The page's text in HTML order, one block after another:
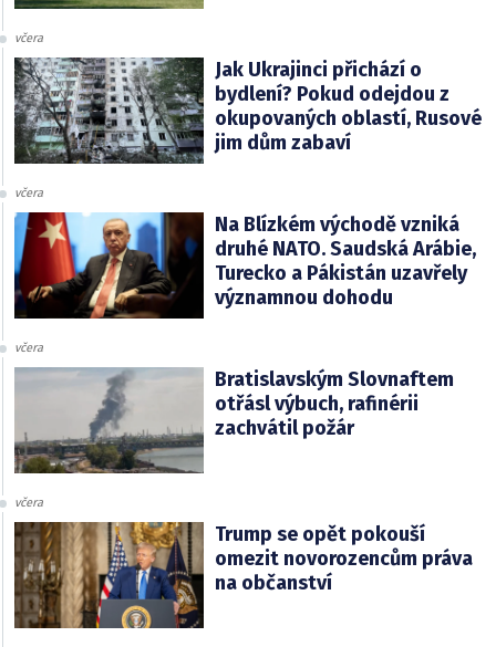
včera
Jak Ukrajinci přichází o
bydlení? Pokud odejdou z
okupovaných oblastí, Rusové
jim dům zabaví
včera
Na Blízkém východě vzniká
druhé NATO. Saudská Arábie,
Turecko a Pákistán uzavřely
významnou dohodu
včera
Bratislavským Slovnaftem
otřásl výbuch, rafinérii
zachvátil požár
včera
Trump se opět pokouší
omezit novorozencům práva
na občanství